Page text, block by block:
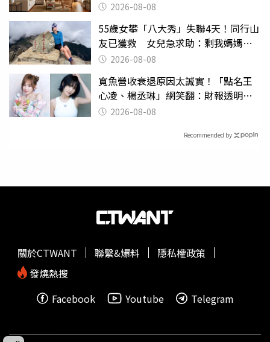
2026-08-08
55歲女攀「八大秀」失聯4天！同行山
友已獲救 女兒急求助：剩我媽媽還
沒找到
2026-08-08
寬魚營收衰退原因太誠實！「點名王
心凌、楊丞琳」網笑翻：財報透明度
滿分2026-08-08
Recommended by
關於CTWANT 聯繫&爆料
隱私權政策
發燒熱搜
Facebook
Youtube Telegram